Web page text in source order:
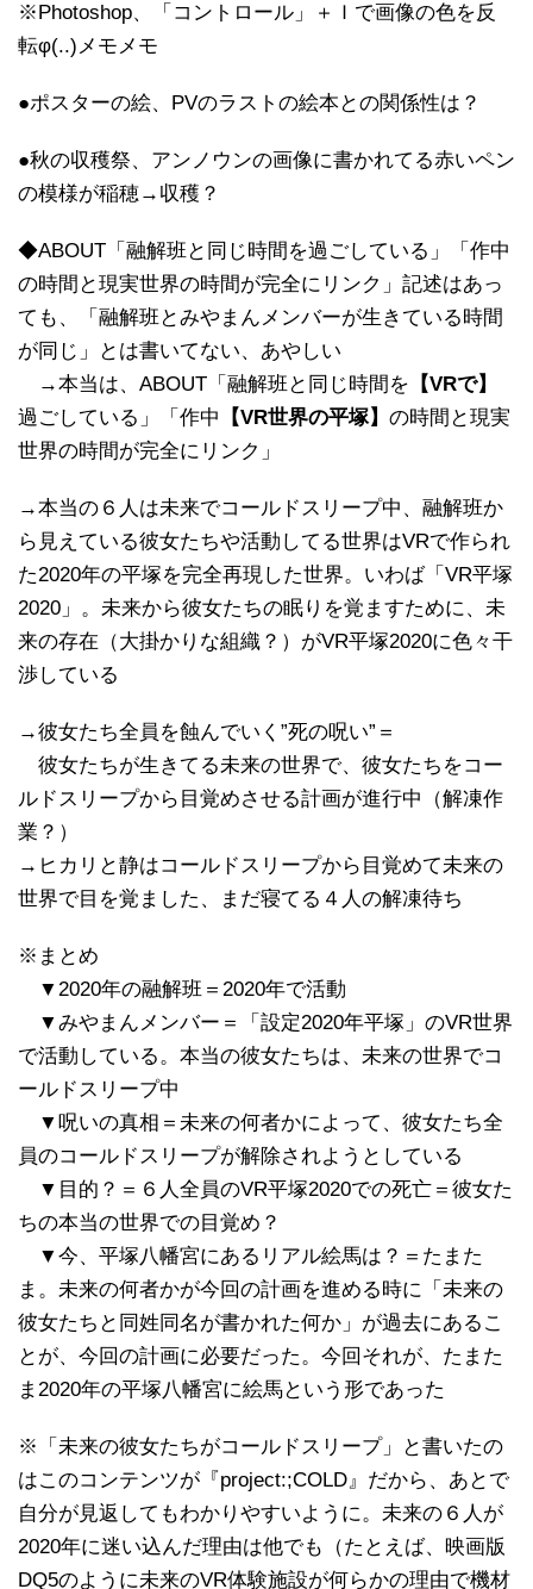
※Photoshop、「コントロール」＋Ｉで画像の色を反
転φ(..)メモメモ
●ポスターの絵、PVのラストの絵本との関係性は？
●秋の収穫祭、アンノウンの画像に書かれてる赤いペン
の模様が稲穂→収穫？
◆ABOUT「融解班と同じ時間を過ごしている」「作中
の時間と現実世界の時間が完全にリンク」記述はあっ
ても、「融解班とみやまんメンバーが生きている時間
が同じ」とは書いてない、あやしい
→本当は、ABOUT「融解班と同じ時間を 【VRで】
過ごしている」「作中
【VR世界の平塚】 の時間と現実
世界の時間が完全にリンク」
→本当の６人は未来でコールドスリープ中、融解班か
ら見えている彼女たちや活動してる世界はVRで作られ
た2020年の平塚を完全再現した世界。いわば「VR平塚
2020」。未来から彼女たちの眠りを覚ますために、未
来の存在（大掛かりな組織？）がVR平塚2020に色々干
渉している
→彼女たち全員を蝕んでいく”死の呪い”＝
彼女たちが生きてる未来の世界で、彼女たちをコー
ルドスリープから目覚めさせる計画が進行中（解凍作
業？）
→ヒカリと静はコールドスリープから目覚めて未来の
世界で目を覚ました、まだ寝てる４人の解凍待ち
※まとめ
▼2020年の融解班＝2020年で活動
▼みやまんメンバー＝「設定2020年平塚」のVR世界
で活動している。本当の彼女たちは、未来の世界でコ
ールドスリープ中
▼呪いの真相＝未来の何者かによって、彼女たち全
員のコールドスリープが解除されようとしている
▼目的？＝６人全員のVR平塚2020での死亡＝彼女た
ちの本当の世界での目覚め？
▼今、平塚八幡宮にあるリアル絵馬は？＝たまた
ま。未来の何者かが今回の計画を進める時に「未来の
彼女たちと同姓同名が書かれた何か」が過去にあるこ
とが、今回の計画に必要だった。今回それが、たまた
ま2020年の平塚八幡宮に絵馬という形であった
※「未来の彼女たちがコールドスリープ」と書いたの
はこのコンテンツが『project:;COLD』だから、あとで
自分が見返してもわかりやすいように。未来の６人が
2020年に迷い込んだ理由は他でも（たとえば、映画版
DQ5のように未来のVR体験施設が何らかの理由で機材